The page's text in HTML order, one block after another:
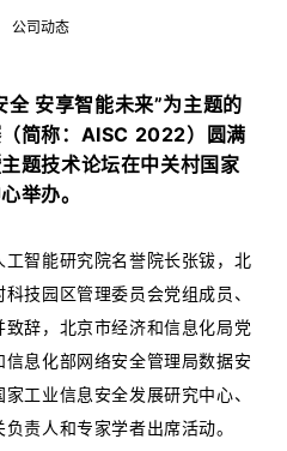
公司动态
安享智能未来”为主题的
简称：AISC 2022）圆满
题技术论坛在中关村国家
举办。
智能研究院名誉院长张钹，北
技园区管理委员会党组成员、
辞，北京市经济和信息化局党
息化部网络安全管理局数据安
工业信息安全发展研究中心、
责人和专家学者出席活动。